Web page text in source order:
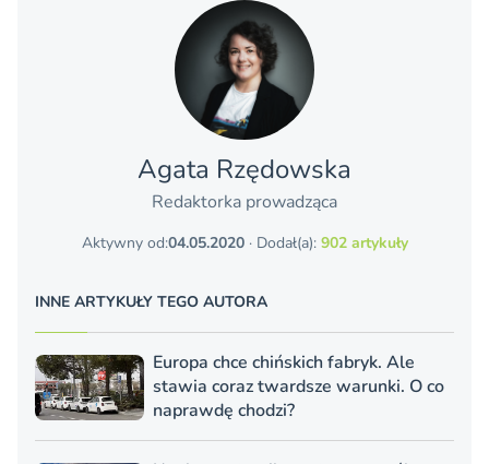
Agata Rzędowska
Redaktorka prowadząca
Aktywny od:04.05.2020· Dodał(a): 902 artykuły
INNE ARTYKUŁY TEGO AUTORA
Europa chce chińskich fabryk. Ale
stawia coraz twardsze warunki. O co
naprawdę chodzi?